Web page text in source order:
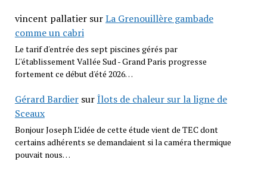
vincent pallatiersurLa Grenouillère gambade
comme un cabri
Le tarif d'entrée des sept piscines gérés par
L''établissement Vallée Sud - Grand Paris progresse
fortement ce début d'été 2026…
Gérard BardiersurÎlots de chaleur sur la ligne de
Sceaux
Bonjour Joseph L’idée de cette étude vient de TEC dont
certains adhérents se demandaient si la caméra thermique
pouvait nous…